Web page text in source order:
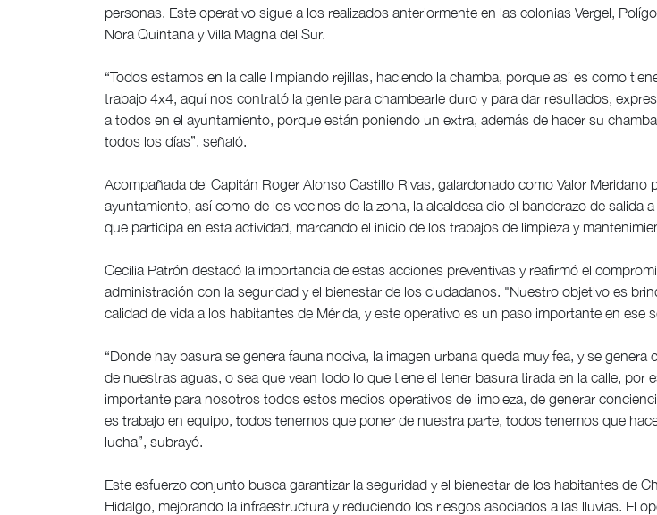
personas. Este operativo sigue a los realizados anteriormente en las colonias Vergel,
Nora Quintana y Villa Magna del Sur.
“Todos estamos en la calle limpiando rejillas, haciendo la chamba, porque así es como
trabajo 4x4, aquí nos contrató la gente para chambearle duro y para dar resultados,
a todos en el ayuntamiento, porque están poniendo un extra, además de hacer su
todos los días”, señaló.
Acompañada del Capitán Roger Alonso Castillo Rivas, galardonado como Valor Meridano
ayuntamiento, así como de los vecinos de la zona, la alcaldesa dio el banderazo de salida
que participa en esta actividad, marcando el inicio de los trabajos de limpieza y
Cecilia Patrón destacó la importancia de estas acciones preventivas y reafirmó el
administración con la seguridad y el bienestar de los ciudadanos. "Nuestro objetivo es
calidad de vida a los habitantes de Mérida, y este operativo es un paso importante en ese
“Donde hay basura se genera fauna nociva, la imagen urbana queda muy fea, y se genera
de nuestras aguas, o sea que vean todo lo que tiene el tener basura tirada en la calle, por
importante para nosotros todos estos medios operativos de limpieza, de generar
es trabajo en equipo, todos tenemos que poner de nuestra parte, todos tenemos que
lucha”, subrayó.
Este esfuerzo conjunto busca garantizar la seguridad y el bienestar de los habitantes de
Hidalgo, mejorando la infraestructura y reduciendo los riesgos asociados a las lluvias. El